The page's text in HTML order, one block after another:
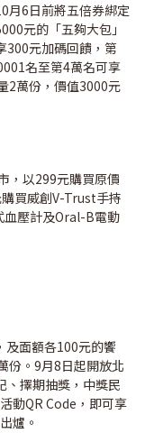
月6日前將五倍券綁定
元的「五夠大包」
300元加碼回饋，第
名至第4萬名可享
2萬份，價值3000元
，以299元購買原價
買威創V-Trust手持
血壓計及Oral-B電動
及面額各100元的饗
份。9月8日起開放北
、擇期抽獎，中獎民
動QR Code，即可享
爐。